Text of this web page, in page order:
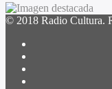
© 2018 Radio Cultura.